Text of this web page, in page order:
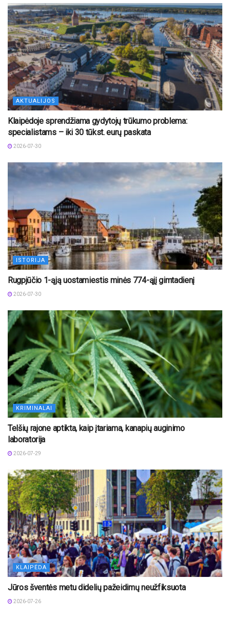
AKTUALIJOS
Klaipėdoje sprendžiama gydytojų trūkumo problema:
specialistams – iki 30 tūkst. eurų paskata
2026-07-30
ISTORIJA
Rugpjūčio 1-ąją uostamiestis minės 774-ąjį gimtadienį
2026-07-30
KRIMINALAI
Telšių rajone aptikta, kaip įtariama, kanapių auginimo
laboratorija
2026-07-29
KLAIPĖDA
Jūros šventės metu didelių pažeidimų neužfiksuota
2026-07-26